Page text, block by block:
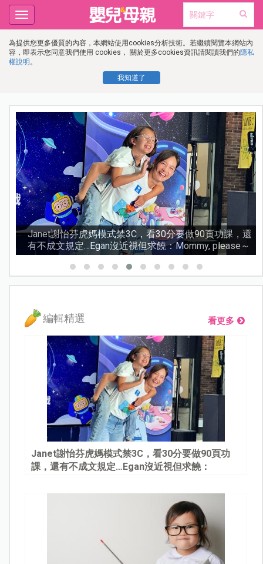
為提供您更多優質的內容，本網站使用cookies分析技術。若繼續閱覽本網站內
容，即表示您同意我們使用 cookies， 關於更多cookies資訊請閱讀我們的隱私
權說明 。
我知道了
Toggle
navigation
0.05%阿托品近視控制眼藥水納入健保！36.5萬名兒少
受惠，濃度越高越好嗎？
編輯精選 看更多
Janet謝怡芬虎媽模式禁3C，看30分要做90頁功
課，還有不成文規定…Egan沒近視但求饒：